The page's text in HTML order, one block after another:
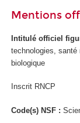
Mentions
Intitulé officiel
technologies, santé
biologique
Inscrit RNCP
Code(s) NSF :